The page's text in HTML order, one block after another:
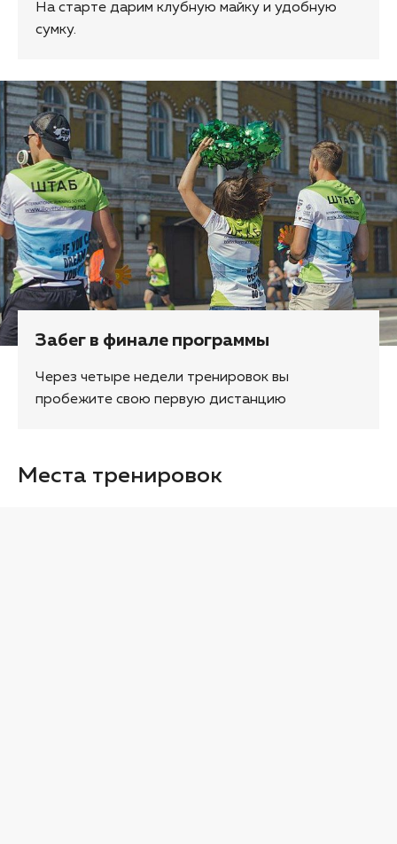
На старте дарим клубную майку и удобную
сумку.
Забег в финале программы
Через четыре недели тренировок вы
пробежите свою первую дистанцию
Места тренировок